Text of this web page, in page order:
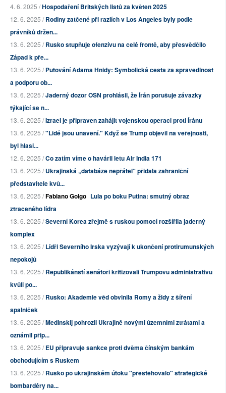
4. 6. 2025 /Hospodaření Britských listů za květen 2025
12. 6. 2025 /Rodiny zatčené při raziích v Los Angeles byly podle
právníků držen...
13. 6. 2025 /Rusko stupňuje ofenzívu na celé frontě, aby přesvědčilo
Západ k pře...
13. 6. 2025 /Putování Adama Hnidy: Symbolická cesta za spravedlnost
a podporu ob...
13. 6. 2025 /Jaderný dozor OSN prohlásil, že Írán porušuje závazky
týkající se n...
13. 6. 2025 /Izrael je připraven zahájit vojenskou operaci proti Íránu
13. 6. 2025 /"Lidé jsou unavení." Když se Trump objevil na veřejnosti,
byl hlasi...
12. 6. 2025 /Co zatím víme o havárii letu Air India 171
13. 6. 2025 /Ukrajinská „databáze nepřátel“ přidala zahraniční
představitele kvů...
13. 6. 2025 /Fabiano Golgo Lula po boku Putina: smutný obraz
ztraceného lídra
13. 6. 2025 /Severní Korea zřejmě s ruskou pomocí rozšířila jaderný
komplex
13. 6. 2025 /Lídři Severního Irska vyzývají k ukončení protirumunských
nepokojů
13. 6. 2025 /Republikánští senátoři kritizovali Trumpovu administrativu
kvůli po...
13. 6. 2025 /Rusko: Akademie věd obvinila Romy a židy z šíření
spalniček
13. 6. 2025 /Medinskij pohrozil Ukrajině novými územními ztrátami a
oznámil přip...
13. 6. 2025 /EU připravuje sankce proti dvěma čínským bankám
obchodujícím s Ruskem
13. 6. 2025 /Rusko po ukrajinském útoku "přestěhovalo" strategické
bombardéry na...